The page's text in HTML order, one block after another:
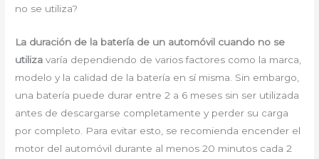
no se utiliza?
La duración de la batería de un automóvil cuando no se
utiliza varía dependiendo de varios factores como la marca,
modelo y la calidad de la batería en sí misma. Sin embargo,
una batería puede durar entre 2 a 6 meses sin ser utilizada
antes de descargarse completamente y perder su carga
por completo. Para evitar esto, se recomienda encender el
motor del automóvil durante al menos 20 minutos cada 2